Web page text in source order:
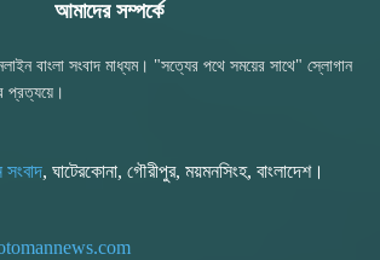
আমাদের সম্পর্কে
বাংলা সংবাদ মাধ্যম। "সত্যের পথে সময়ের সাথে" স্লোগান
প্রত্যয়ে।
সংবাদ, ঘাটেরকোনা, গৌরীপুর, ময়মনসিংহ, বাংলাদেশ।